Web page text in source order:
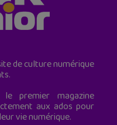
de culture numérique
le premier magazine
aux ados pour
vie numérique.